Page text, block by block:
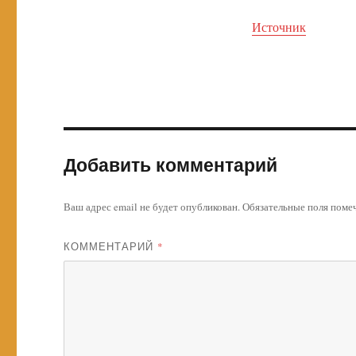
Источник
Добавить комментарий
Ваш адрес email не будет опубликован.Обязательные поля
КОММЕНТАРИЙ *